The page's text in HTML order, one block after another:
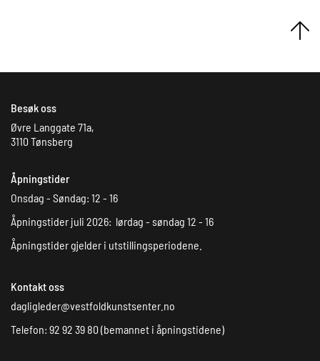
Besøk oss
Øvre Langgate 71a,
3110 Tønsberg
Åpningstider
Onsdag - Søndag: 12 - 16
Åpningstider juli 2026: lørdag - søndag 12 - 16
Åpningstider gjelder i utstillingsperiodene.
Kontakt oss
dagligleder@vestfoldkunstsenter.no
Telefon: 92 92 39 80 (bemannet i åpningstidene)